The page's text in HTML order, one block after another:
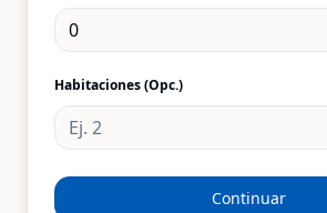
Habitaciones (Opc.)
Continuar